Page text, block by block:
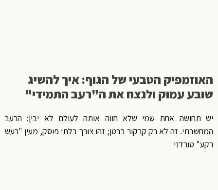
האוזמפיק הטבעי של הגוף: איך להשיג
שובע עמוק ולנצח את ה"רעב התמידי"
יש תחושה אחת שמי שלא חווה אותה לעולם לא יבין: הרעב
המחשבתי. זה לא רק קרקור בבטן; זהו צורך בלתי פוסק, מעין "רעש
רקע" טורדני